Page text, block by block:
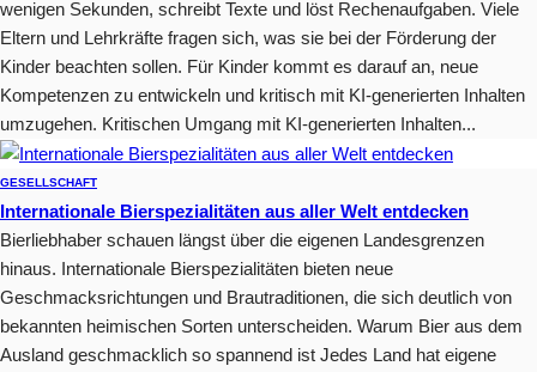
wenigen Sekunden, schreibt Texte und löst Rechenaufgaben. Viele
Eltern und Lehrkräfte fragen sich, was sie bei der Förderung der
Kinder beachten sollen. Für Kinder kommt es darauf an, neue
Kompetenzen zu entwickeln und kritisch mit KI-generierten Inhalten
umzugehen. Kritischen Umgang mit KI-generierten Inhalten...
GESELLSCHAFT
Internationale Bierspezialitäten aus aller Welt entdecken
Bierliebhaber schauen längst über die eigenen Landesgrenzen
hinaus. Internationale Bierspezialitäten bieten neue
Geschmacksrichtungen und Brautraditionen, die sich deutlich von
bekannten heimischen Sorten unterscheiden. Warum Bier aus dem
Ausland geschmacklich so spannend ist Jedes Land hat eigene